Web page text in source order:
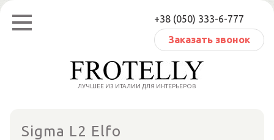
Перейти
содержанию
+38 (050) 333-6-777
Заказать звонок
ЛУЧШЕЕ ИЗ ИТАЛИИ ДЛЯ ИНТЕРЬЕРОВ
Sigma L2 Elfo